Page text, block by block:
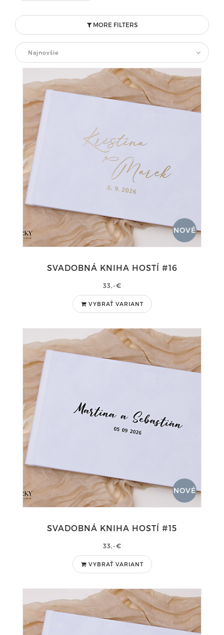
MORE FILTERS
Najnovšie
NOVÉ
SVADOBNÁ KNIHA HOSTÍ #16
33,-€
VYBRAŤ VARIANT
NOVÉ
SVADOBNÁ KNIHA HOSTÍ #15
33,-€
VYBRAŤ VARIANT